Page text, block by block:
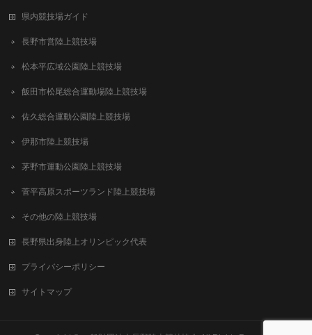
県内競技場ガイド
長野市営陸上競技場
松本平広域公園陸上競技場
飯田市松尾総合運動場陸上競技場
佐久総合運動公園陸上競技場
伊那市陸上競技場
茅野市運動公園陸上競技場
菅平高原スポーツランド陸上競技場
その他の陸上競技場
長野県出身陸上オリンピック代表
プライバシーポリシー
サイトマップ